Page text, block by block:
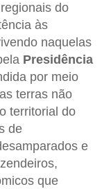
do
às
naquelas
Presidência
por meio
terras não
territorial do
de
e
que